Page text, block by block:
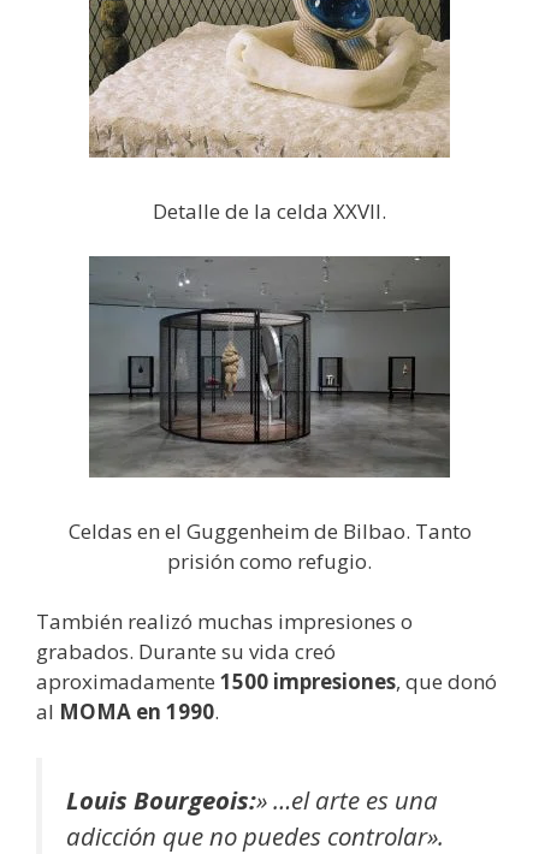
Detalle de la celda XXVII.
Celdas en el Guggenheim de Bilbao. Tanto
prisión como refugio.
También realizó muchas impresiones o
grabados. Durante su vida creó
aproximadamente 1500 impresiones, que donó
al MOMA en 1990.
Louis Bourgeois:» …el arte es una
adicción que no puedes controlar».